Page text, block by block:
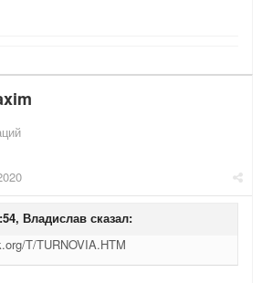
Владислав сказал:
T/TURNOVIA.HTM